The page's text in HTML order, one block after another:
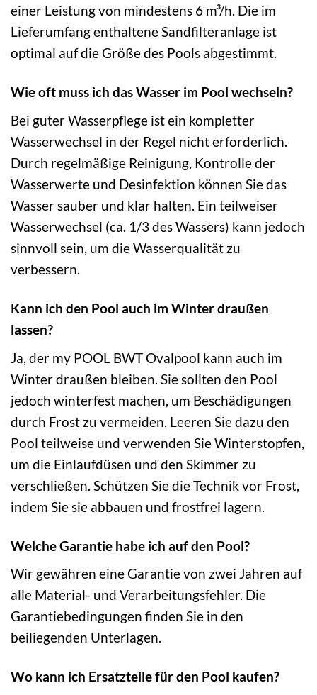
einer Leistung von mindestens 6 m³/h. Die im
Lieferumfang enthaltene Sandfilteranlage ist
optimal auf die Größe des Pools abgestimmt.
Wie oft muss ich das Wasser im Pool wechseln?
Bei guter Wasserpflege ist ein kompletter
Wasserwechsel in der Regel nicht erforderlich.
Durch regelmäßige Reinigung, Kontrolle der
Wasserwerte und Desinfektion können Sie das
Wasser sauber und klar halten. Ein teilweiser
Wasserwechsel (ca. 1/3 des Wassers) kann jedoch
sinnvoll sein, um die Wasserqualität zu
verbessern.
Kann ich den Pool auch im Winter draußen
lassen?
Ja, der my POOL BWT Ovalpool kann auch im
Winter draußen bleiben. Sie sollten den Pool
jedoch winterfest machen, um Beschädigungen
durch Frost zu vermeiden. Leeren Sie dazu den
Pool teilweise und verwenden Sie Winterstopfen,
um die Einlaufdüsen und den Skimmer zu
verschließen. Schützen Sie die Technik vor Frost,
indem Sie sie abbauen und frostfrei lagern.
Welche Garantie habe ich auf den Pool?
Wir gewähren eine Garantie von zwei Jahren auf
alle Material- und Verarbeitungsfehler. Die
Garantiebedingungen finden Sie in den
beiliegenden Unterlagen.
Wo kann ich Ersatzteile für den Pool kaufen?